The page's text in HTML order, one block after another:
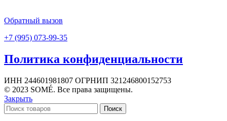
Обратный вызов
+7 (995) 073-99-35
Политика конфиденциальности
ИНН 244601981807 ОГРНИП 321246800152753
© 2023 SOMÉ. Все права защищены.
Закрыть
Поиск